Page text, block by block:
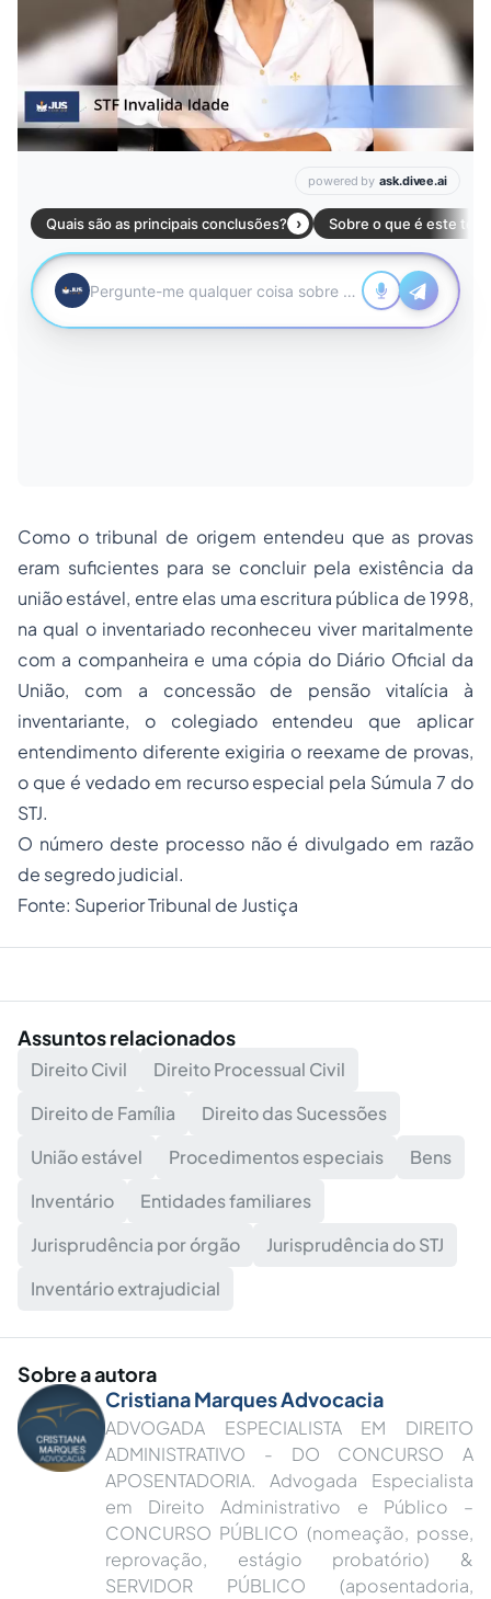
Como o tribunal de origem entendeu que as provas
eram suficientes para se concluir pela existência da
união estável, entre elas uma escritura pública de 1998,
na qual o inventariado reconheceu viver maritalmente
com a companheira e uma cópia do Diário Oficial da
União, com a concessão de pensão vitalícia à
inventariante, o colegiado entendeu que aplicar
entendimento diferente exigiria o reexame de provas,
o que é vedado em recurso especial pela Súmula 7 do
STJ.
O número deste processo não é divulgado em razão
de segredo judicial.
Fonte: Superior Tribunal de Justiça
Assuntos relacionados
Direito Civil
Direito Processual Civil
Direito de Família
Direito das Sucessões
União estável
Procedimentos especiais
Bens
Inventário
Entidades familiares
Jurisprudência por órgão
Jurisprudência do STJ
Inventário extrajudicial
Sobre a autora
Cristiana Marques Advocacia
ADVOGADA ESPECIALISTA EM DIREITO
ADMINISTRATIVO - DO CONCURSO A
APOSENTADORIA. Advogada Especialista
em Direito Administrativo e Público –
CONCURSO PÚBLICO (nomeação, posse,
reprovação, estágio probatório) &
SERVIDOR PÚBLICO (aposentadoria,